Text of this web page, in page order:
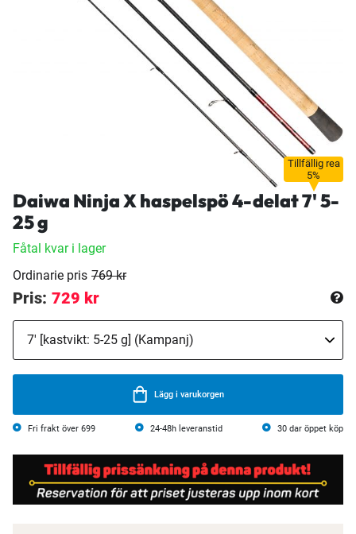
Tillfällig rea
5%
Daiwa Ninja X haspelspö 4-delat 7' 5-
25 g
Fåtal kvar i lager
Ordinarie pris 769 kr
Pris: 729 kr
Lägg i varukorgen
Fri frakt över 699 24-48h leveranstid 30 dar öppet köp